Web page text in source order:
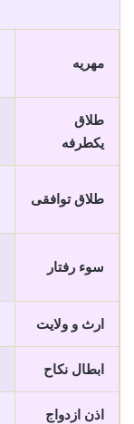
مهریه
طلاق
یکطرفه
طلاق توافقی
سوء رفتار
ارث و ولایت
ابطال نکاح
اذن ازدواج